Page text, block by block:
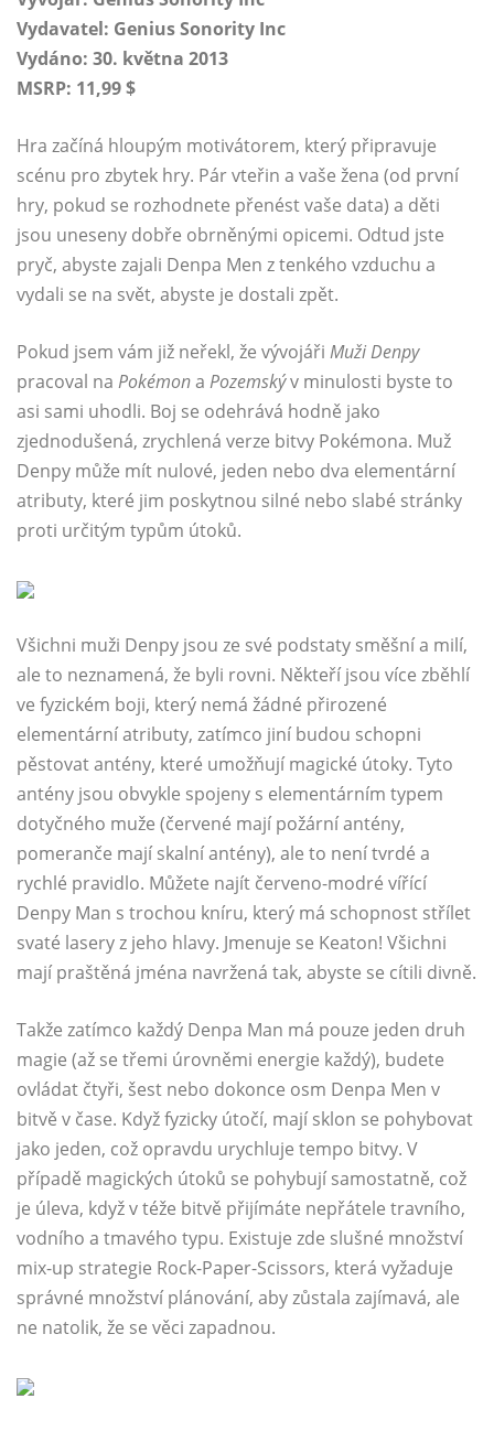
Vydavatel: Genius Sonority Inc
Vydáno: 30. května 2013
MSRP: 11,99 $
Hra začíná hloupým motivátorem, který připravuje
scénu pro zbytek hry. Pár vteřin a vaše žena (od první
hry, pokud se rozhodnete přenést vaše data) a děti
jsou uneseny dobře obrněnými opicemi. Odtud jste
pryč, abyste zajali Denpa Men z tenkého vzduchu a
vydali se na svět, abyste je dostali zpět.
Pokud jsem vám již neřekl, že vývojáři Muži Denpy
pracoval na Pokémona Pozemskýv minulosti byste to
asi sami uhodli. Boj se odehrává hodně jako
zjednodušená, zrychlená verze bitvy Pokémona. Muž
Denpy může mít nulové, jeden nebo dva elementární
atributy, které jim poskytnou silné nebo slabé stránky
proti určitým typům útoků.
Všichni muži Denpy jsou ze své podstaty směšní a milí,
ale to neznamená, že byli rovni. Někteří jsou více zběhlí
ve fyzickém boji, který nemá žádné přirozené
elementární atributy, zatímco jiní budou schopni
pěstovat antény, které umožňují magické útoky. Tyto
antény jsou obvykle spojeny s elementárním typem
dotyčného muže (červené mají požární antény,
pomeranče mají skalní antény), ale to není tvrdé a
rychlé pravidlo. Můžete najít červeno-modré vířící
Denpy Man s trochou kníru, který má schopnost střílet
svaté lasery z jeho hlavy. Jmenuje se Keaton! Všichni
mají praštěná jména navržená tak, abyste se cítili divně.
Takže zatímco každý Denpa Man má pouze jeden druh
magie (až se třemi úrovněmi energie každý), budete
ovládat čtyři, šest nebo dokonce osm Denpa Men v
bitvě v čase. Když fyzicky útočí, mají sklon se pohybovat
jako jeden, což opravdu urychluje tempo bitvy. V
případě magických útoků se pohybují samostatně, což
je úleva, když v téže bitvě přijímáte nepřátele travního,
vodního a tmavého typu. Existuje zde slušné množství
mix-up strategie Rock-Paper-Scissors, která vyžaduje
správné množství plánování, aby zůstala zajímavá, ale
ne natolik, že se věci zapadnou.